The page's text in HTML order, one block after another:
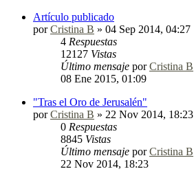
Artículo publicado
porCristina B » 04 Sep 2014, 04:27
4 Respuestas
12127 Vistas
Último mensaje porCristina B
08 Ene 2015, 01:09
"Tras el Oro de Jerusalén"
porCristina B » 22 Nov 2014, 18:23
0 Respuestas
8845 Vistas
Último mensaje porCristina B
22 Nov 2014, 18:23